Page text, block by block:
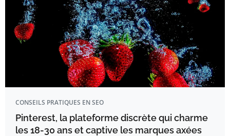
CONSEILS PRATIQUES EN SEO
Pinterest, la plateforme discrète qui charme
les 18-30 ans et captive les marques axées